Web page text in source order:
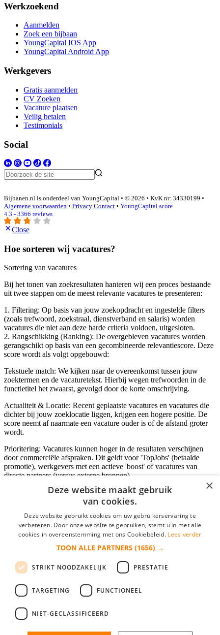
Werkzoekend
Aanmelden
Zoek een bijbaan
YoungCapital IOS App
YoungCapital Android App
Werkgevers
Gratis aanmelden
CV Zoeken
Vacature plaatsen
Veilig betalen
Testimonials
Social
Bijbanen.nl is onderdeel van YoungCapital • © 2026 • KvK nr: 34330199 •
Algemene voorwaarden • Privacy Contact • YoungCapital score
4.3 - 3366 reviews
Close
Hoe sorteren wij vacatures?
Sortering van vacatures
Bij het tonen van zoekresultaten hanteren wij een proces bestaande
uit twee stappen om de meest relevante vacatures te presenteren:
1. Filtering: Op basis van jouw zoekopdracht en ingestelde filters
(zoals trefwoord, zoekstraal, dienstverband en salaris) worden
vacatures die niet aan deze harde criteria voldoen, uitgesloten.
2. Rangschikking (Ranking): De overgebleven vacatures worden
gerangschikt op basis van een gecombineerde relevantiescore. Deze
score wordt als volgt opgebouwd:
Tekstuele match: We kijken naar de overeenkomst tussen jouw
zoektermen en de vacaturetekst. Hierbij wegen trefwoorden in de
functietitel het zwaarst, gevolgd door de korte omschrijving.
Actualiteit & Locatie: Recent geplaatste vacatures en vacatures die
dichter bij jouw zoeklocatie liggen, krijgen een hogere positie. De
score neemt af naarmate een vacature ouder is of de afstand groter
wordt.
Prioritering: Vacatures kunnen hoger in de resultaten verschijnen
door commerciële afspraken. Dit geldt voor 'TopJobs' (betaalde
promotie), werkgevers met een actieve 'boost' of vacatures van
directe partners (versus externe bronnen).
Inloggen als bedrijf
*
login gegevens onthouden
login
Bedrijf aanmelden
×
Deze website maakt gebruik
van cookies.
Deze website gebruikt cookies om uw gebruikerservaring te
verbeteren. Door onze website te gebruiken, stemt u in met alle
cookies in overeenstemming met ons Cookiebeleid. Lees verder
TOON ALLE PARTNERS (1656) →
STRIKT NOODZAKELIJK PRESTATIE
TARGETING FUNCTIONEEL
NIET-GECLASSIFICEERD